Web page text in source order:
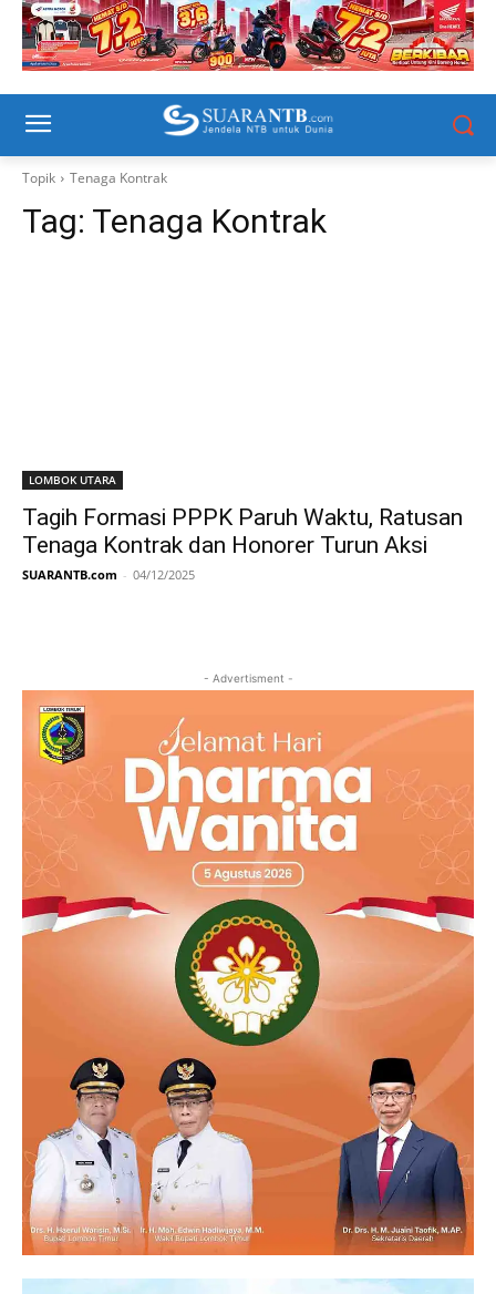
Topik Tenaga Kontrak
Tag: Tenaga Kontrak
LOMBOK UTARA
Tagih Formasi PPPK Paruh Waktu, Ratusan
Tenaga Kontrak dan Honorer Turun Aksi
SUARANTB.com - 04/12/2025
- Advertisment -